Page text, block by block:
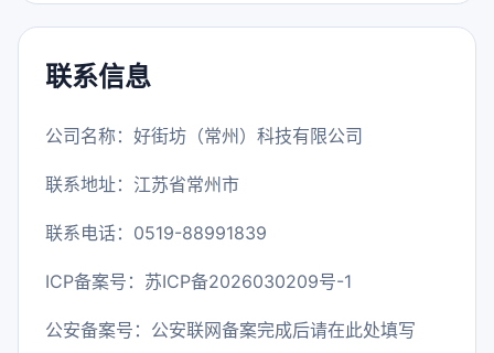
联系信息
公司名称：好街坊（常州）科技有限公司
联系地址：江苏省常州市
联系电话：0519-88991839
ICP备案号： 苏ICP备2026030209号-1
公安备案号：公安联网备案完成后请在此处填写